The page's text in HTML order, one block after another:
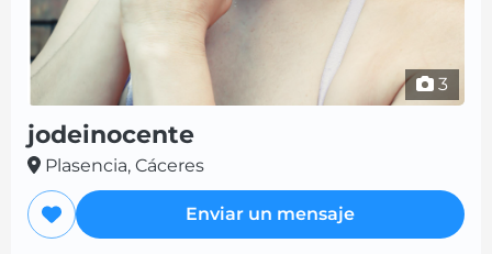
3
jodeinocente
Plasencia, Cáceres
Enviar un mensaje